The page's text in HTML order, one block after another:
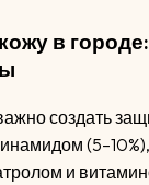
в
создать
и